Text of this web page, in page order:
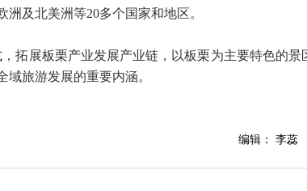
及北美洲等20多个国家和地区。
拓展板栗产业发展产业链，以板栗为主要特色的景
旅游发展的重要内涵。
编辑： 李蕊